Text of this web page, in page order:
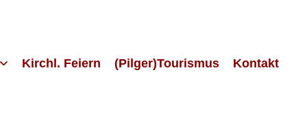
Kirchl. Feiern (Pilger)Tourismus Kontakt